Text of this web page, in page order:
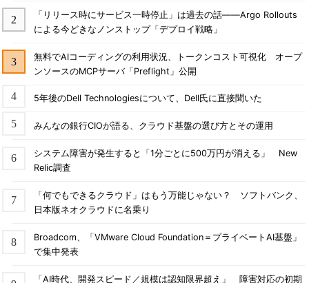
「リリース時にサービス一時停止」は過去の話――Argo Rollouts
による今どきなノンストップ「デプロイ戦略」
無料でAIコーディングの利用状況、トークンコスト可視化 オープ
ンソースのMCPサーバ「Preflight」公開
5年後のDell Technologiesについて、Dell氏に直接聞いた
みんなの銀行CIOが語る、クラウド基盤の選び方とその運用
システム障害が発生すると「1分ごとに500万円が消える」 New
Relic調査
「何でもできるクラウド」はもう万能じゃない？ ソフトバンク、
日本版ネオクラウドに名乗り
Broadcom、「VMware Cloud Foundation＝プライベートAI基盤」
で集中発表
「AI時代、開発スピード／規模は認知限界超え」 障害対応の初期